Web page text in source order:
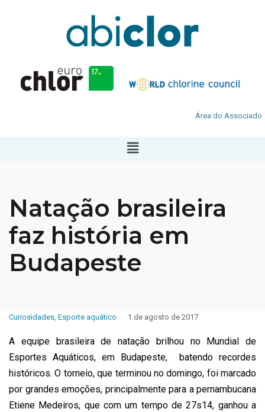
Área do Associado
Natação brasileira
faz história em
Budapeste
Curiosidades, Esporte aquático 1 de agosto de 2017
A equipe brasileira de natação brilhou no Mundial de
Esportes Aquáticos, em Budapeste, batendo recordes
históricos. O torneio, que terminou no domingo, foi marcado
por grandes emoções, principalmente para a pernambucana
Etiene Medeiros, que com um tempo de 27s14, ganhou a